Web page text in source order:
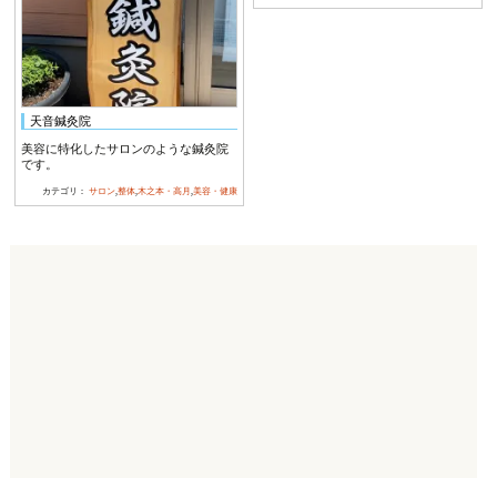
天音鍼灸院
美容に特化したサロンのような鍼灸院
です。
カテゴリ：サロン,整体,木之本・高月,美容・健康